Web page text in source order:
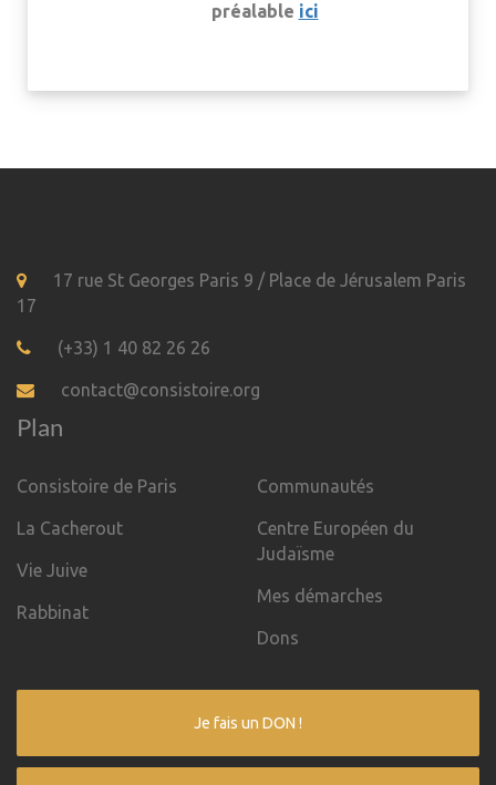
préalable ici
17 rue St Georges Paris 9 / Place de Jérusalem Paris
17
(+33) 1 40 82 26 26
contact@consistoire.org
Plan
Consistoire de Paris
La Cacherout
Vie Juive
Rabbinat
Communautés
Centre Européen du
Judaïsme
Mes démarches
Dons
Je fais un DON !